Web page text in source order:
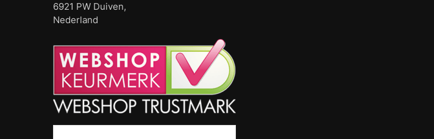
6921 PW Duiven,
Nederland